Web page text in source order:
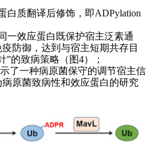
白质翻译后修饰，即ADPylation
一效应蛋白 既保护宿主泛素通
防御，达到 与宿主短期共存目
”的致病策略 （图4）
；
了一种病原菌保守的调节宿主信
病原菌致病性和效应蛋白的研究